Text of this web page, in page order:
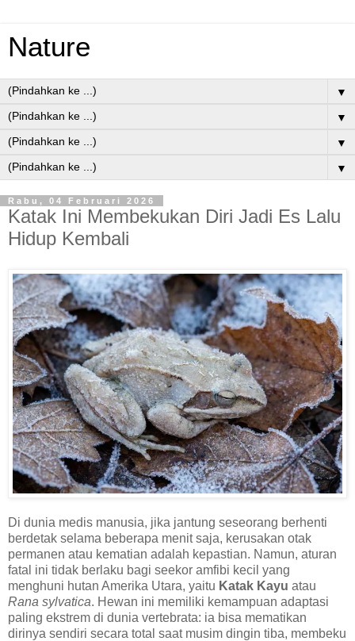
Nature
▼
▼
▼
▼
Rabu, 04 Februari 2026
Katak Ini Membekukan Diri Jadi Es Lalu
Hidup Kembali
Di dunia medis manusia, jika jantung seseorang berhenti
berdetak selama beberapa menit saja, kerusakan otak
permanen atau kematian adalah kepastian. Namun, aturan
fatal ini tidak berlaku bagi seekor amfibi kecil yang
menghuni hutan Amerika Utara, yaitu Katak Kayu atau
Rana sylvatica. Hewan ini memiliki kemampuan adaptasi
paling ekstrem di dunia vertebrata: ia bisa mematikan
dirinya sendiri secara total saat musim dingin tiba, membeku